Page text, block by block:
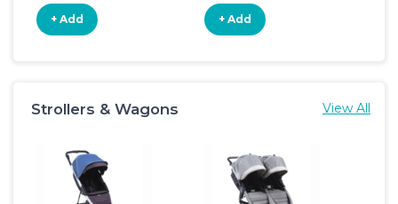
+ Add + Add
Strollers & Wagons View All